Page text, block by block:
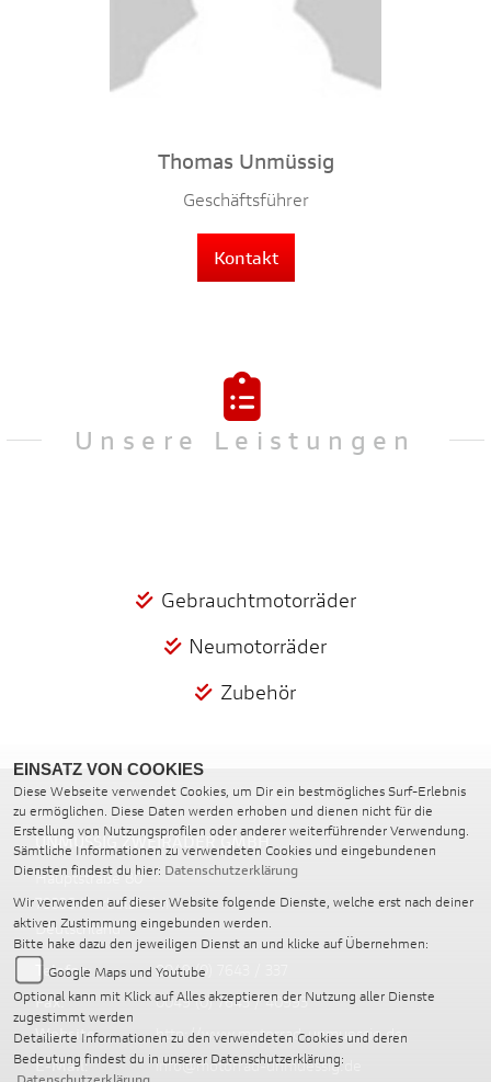
Thomas Unmüssig
Geschäftsführer
Kontakt
Unsere Leistungen
Gebrauchtmotorräder
Neumotorräder
Zubehör
UNMÜSSIG ZWEIRÄDER GMBH
Hauptstraße 80
79336 Herbolzheim
Deutschland
Telefon:
0049 (0) 7643 / 337
Fax:
0049 (0) 7643 / 40993
Website:
http://www.motorrad-unmuessig.de
E-Mail:
info@motorrad-unmuessig.de
EINSATZ VON COOKIES
Diese Webseite verwendet Cookies, um Dir ein bestmögliches Surf-Erlebnis
zu ermöglichen. Diese Daten werden erhoben und dienen nicht für die
Erstellung von Nutzungsprofilen oder anderer weiterführender Verwendung.
Sämtliche Informationen zu verwendeten Cookies und eingebundenen
Diensten findest du hier: Datenschutzerklärung
Wir verwenden auf dieser Website folgende Dienste, welche erst nach deiner
aktiven Zustimmung eingebunden werden.
Bitte hake dazu den jeweiligen Dienst an und klicke auf Übernehmen:
Google Maps und Youtube
Optional kann mit Klick auf Alles akzeptieren der Nutzung aller Dienste
zugestimmt werden
Detailierte Informationen zu den verwendeten Cookies und deren
Bedeutung findest du in unserer Datenschutzerklärung: